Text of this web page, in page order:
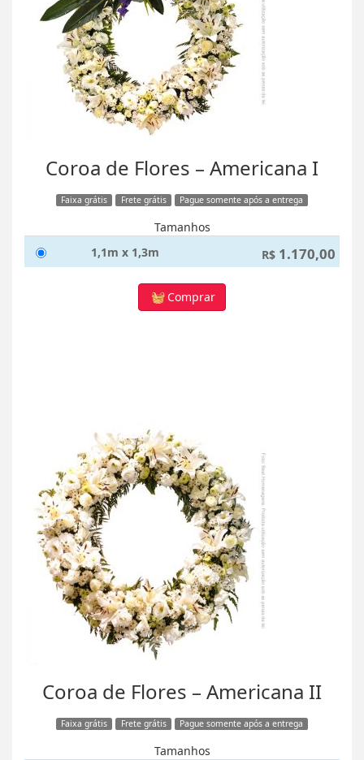
Coroa de Flores – Americana I
Faixa grátis Frete grátis Pague somente após a entrega
Tamanhos
1,1m x 1,3m
R$ 1.170,00
Comprar
Coroa de Flores – Americana II
Faixa grátis Frete grátis Pague somente após a entrega
Tamanhos